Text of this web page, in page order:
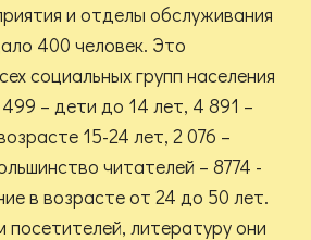
и отделы обслуживания
400 человек. Это
социальных групп населения
– дети до 14 лет, 4 891 –
15-24 лет, 2 076 –
читателей – 8774 -
в возрасте от 24 до 50 лет.
посетителей, литературу они